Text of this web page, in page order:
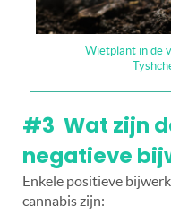
Wietplant in de
#3 Wat zijn
negatieve
Enkele positieve
cannabis zijn: